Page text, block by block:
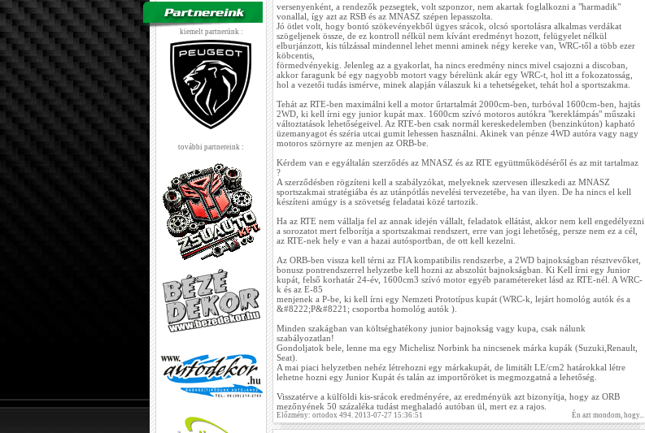
kiemelt partnerünk :
további partnereink :
versenyenként, a rendezők pezsegtek, volt szponzor, nem akartak foglalkozni a "harmadik"
vonallal, így azt az RSB és az MNASZ szépen lepasszolta.
Jó ötlet volt, hogy bontó szökevényekből ügyes srácok, olcsó sportolásra alkalmas verdákat
szögeljenek össze, de ez kontroll nélkül nem kívánt eredményt hozott, felügyelet nélkül
elburjánzott, kis túlzással mindennel lehet menni aminek négy kereke van, WRC-től a több ezer
köbcentis,
förmedvényekig. Jelenleg az a gyakorlat, ha nincs eredmény nincs mivel csajozni a discoban,
akkor faragunk bé egy nagyobb motort vagy bérelünk akár egy WRC-t, hol itt a fokozatosság,
hol a vezetői tudás ismérve, minek alapján válaszuk ki a tehetségeket, tehát hol a sportszakma.
Tehát az RTE-ben maximálni kell a motor űrtartalmát 2000cm-ben, turbóval 1600cm-ben, hajtás
2WD, ki kell írni egy junior kupát max. 1600cm szívó motoros autókra "kereklámpás" műszaki
változtatások lehetőségeivel. Az RTE-ben csak normál kereskedelemben (benzinkúton) kapható
üzemanyagot és széria utcai gumit lehessen használni. Akinek van pénze 4WD autóra vagy nagy
motoros szörnyre az menjen az ORB-be.
Kérdem van e egyáltalán szerződés az MNASZ és az RTE együttműködéséről és az mit tartalmaz
?
A szerződésben rögzíteni kell a szabályzókat, melyeknek szervesen illeszkedi az MNASZ
sportszakmai stratégiába és az utánpótlás nevelési tervezetébe, ha van ilyen. De ha nincs el kell
készíteni amúgy is a szövetség feladatai közé tartozik.
Ha az RTE nem vállalja fel az annak idején vállalt, feladatok ellátást, akkor nem kell engedélyezni
a sorozatot mert felborítja a sportszakmai rendszert, erre van jogi lehetőség, persze nem ez a cél,
az RTE-nek hely e van a hazai autósportban, de ott kell kezelni.
Az ORB-ben vissza kell térni az FIA kompatibilis rendszerbe, a 2WD bajnokságban résztvevőket,
bonusz pontrendszerrel helyzetbe kell hozni az abszolút bajnokságban. Ki Kell írni egy Junior
kupát, felső korhatár 24-év, 1600cm3 szívó motor egyéb paramétereket lásd az RTE-nél. A WRC-
k és az E-85
menjenek a P-be, ki kell írni egy Nemzeti Prototípus kupát (WRC-k, lejárt homológ autók és a
&#8222;P&#8221; csoportba homológ autók ).
Minden szakágban van költséghatékony junior bajnokság vagy kupa, csak nálunk
szabályozatlan!
Gondoljatok bele, lenne ma egy Michelisz Norbink ha nincsenek márka kupák (Suzuki,Renault,
Seat).
A mai piaci helyzetben nehéz létrehozni egy márkakupát, de limitált LE/cm2 határokkal létre
lehetne hozni egy Junior Kupát és talán az importőröket is megmozgatná a lehetőség.
Visszatérve a külföldi kis-srácok eredményére, az eredményük azt bizonyítja, hogy az ORB
mezőnyének 50 százaléka tudást meghaladó autóban ül, mert ez a rajos.
Előzmény: ortodox 494. 2013-07-27 15:36:51 Én azt mondom, hogy...